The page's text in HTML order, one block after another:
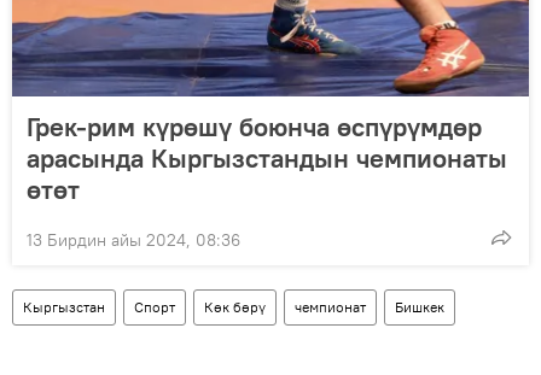
Грек-рим күрөшү боюнча өспүрүмдөр
арасында Кыргызстандын чемпионаты
өтөт
13 Бирдин айы 2024, 08:36
Кыргызстан Спорт Көк бөрү чемпионат Бишкек